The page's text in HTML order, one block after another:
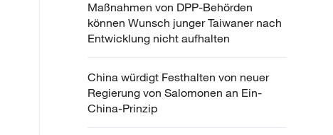
Maßnahmen von DPP-Behörden
können Wunsch junger Taiwaner nach
Entwicklung nicht aufhalten
China würdigt Festhalten von neuer
Regierung von Salomonen an Ein-
China-Prinzip